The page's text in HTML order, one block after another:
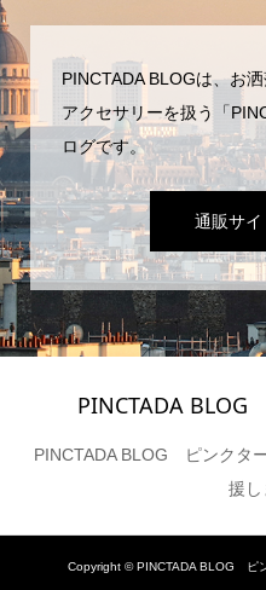
PINCTADA BLOGは、お
アクセサリーを扱う「
ログです。
通販サイ
PINCTADA
PINCTADA BLOG ピンクタ
援し
Copyright ©PINCTADA BLOG ピ